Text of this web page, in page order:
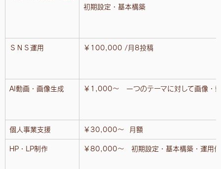
初期設定・基本構築
ＳＮＳ運用 ￥100,000 /月8投稿
AI動画・画像生成 ￥1,000〜 一つのテーマに対して画像・
個人事業支援 ￥30,000〜 月額
HP・LP制作 ￥80,000〜 初期設定・基本構築・運用